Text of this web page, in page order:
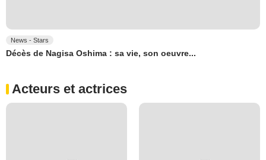
News - Stars
Décès de Nagisa Oshima : sa vie, son oeuvre...
Acteurs et actrices